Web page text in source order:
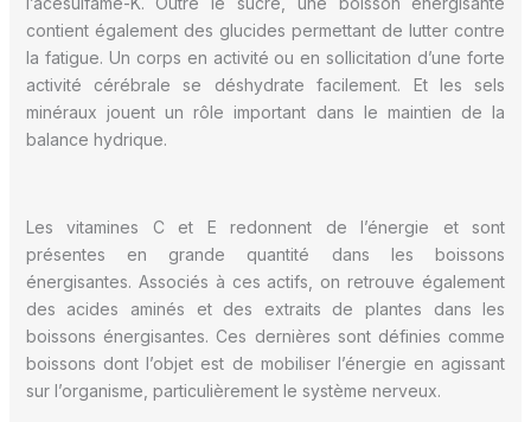
contient également des glucides permettant de lutter contre
la fatigue. Un corps en activité ou en sollicitation d’une forte
activité cérébrale se déshydrate facilement. Et les sels
minéraux jouent un rôle important dans le maintien de la
balance hydrique.
Les vitamines C et E redonnent de l’énergie et sont
présentes en grande quantité dans les boissons
énergisantes. Associés à ces actifs, on retrouve également
des acides aminés et des extraits de plantes dans les
boissons énergisantes. Ces dernières sont définies comme
boissons dont l’objet est de mobiliser l’énergie en agissant
sur l’organisme, particulièrement le système nerveux.